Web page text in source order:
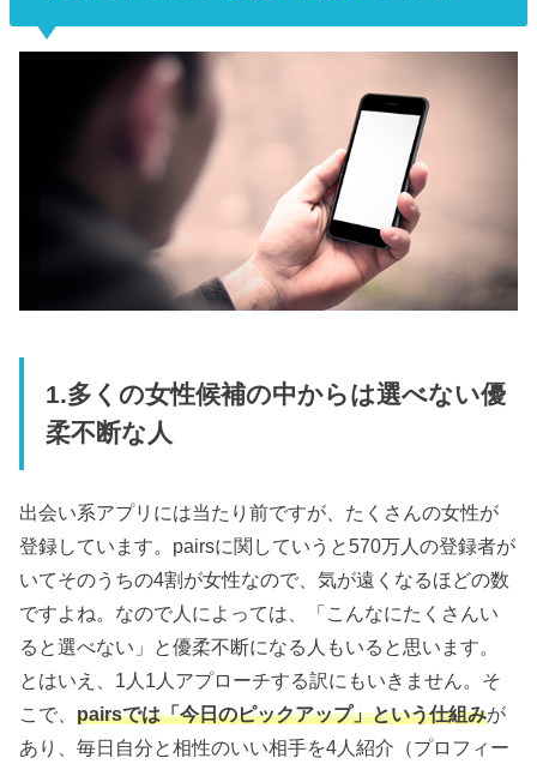
1.多くの女性候補の中からは選べない優
柔不断な人
出会い系アプリには当たり前ですが、たくさんの女性が
登録しています。pairsに関していうと570万人の登録者が
いてそのうちの4割が女性なので、気が遠くなるほどの数
ですよね。なので人によっては、「こんなにたくさんい
ると選べない」と優柔不断になる人もいると思います。
とはいえ、1人1人アプローチする訳にもいきません。そ
こで、pairsでは「今日のピックアップ」という仕組みが
あり、毎日自分と相性のいい相手を4人紹介（プロフィー